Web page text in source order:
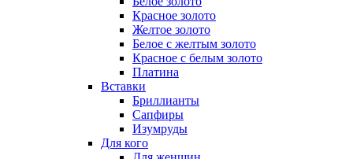
Красное золото
Желтое золото
Белое с желтым золото
Красное с белым золото
Платина
Вставки
Бриллианты
Сапфиры
Изумруды
Для кого